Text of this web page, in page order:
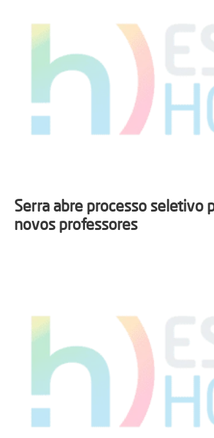
Serra abre processo seletivo
novos professores